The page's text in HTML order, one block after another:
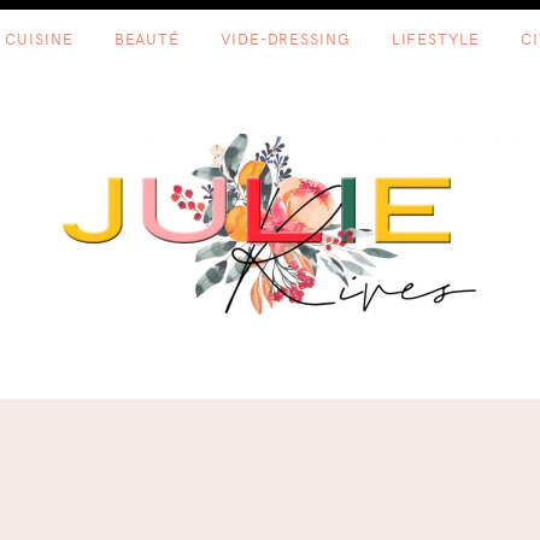
CUISINE BEAUTÉ VIDE-DRESSING LIFESTYLE